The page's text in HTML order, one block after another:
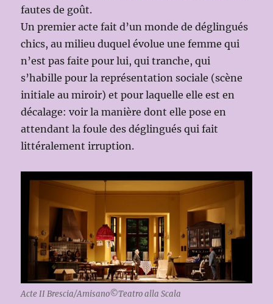
fautes de goût.
Un premier acte fait d’un monde de déglingués
chics, au milieu duquel évolue une femme qui
n’est pas faite pour lui, qui tranche, qui
s’habille pour la représentation sociale (scène
initiale au miroir) et pour laquelle elle est en
décalage: voir la manière dont elle pose en
attendant la foule des déglingués qui fait
littéralement irruption.
Acte II Brescia/Amisano©Teatro alla Scala